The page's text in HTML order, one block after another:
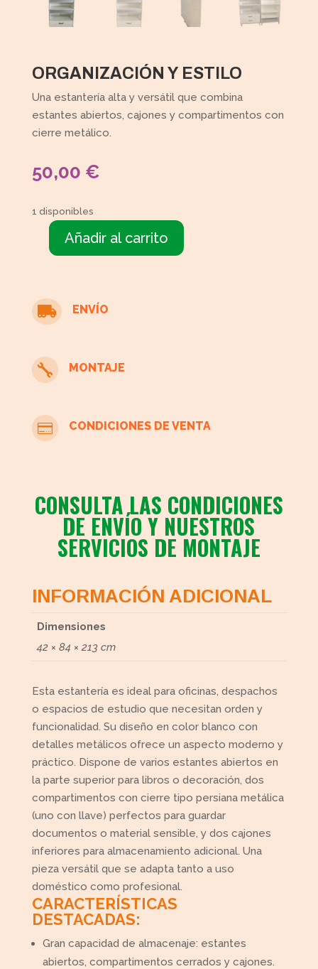
ORGANIZACIÓN Y ESTILO
Una estantería alta y versátil que combina
estantes abiertos, cajones y compartimentos con
cierre metálico.
50,00 €
1 disponibles
Estantería
cantidad
Añadir al carrito
 ENVÍO
 MONTAJE
 CONDICIONES DE VENTA
CONSULTA LAS CONDICIONES
DE ENVÍO Y NUESTROS
SERVICIOS DE MONTAJE
INFORMACIÓN ADICIONAL
Dimensiones
42 × 84 × 213 cm
Esta estantería es ideal para oficinas, despachos
o espacios de estudio que necesitan orden y
funcionalidad. Su diseño en color blanco con
detalles metálicos ofrece un aspecto moderno y
práctico. Dispone de varios estantes abiertos en
la parte superior para libros o decoración, dos
compartimentos con cierre tipo persiana metálica
(uno con llave) perfectos para guardar
documentos o material sensible, y dos cajones
inferiores para almacenamiento adicional. Una
pieza versátil que se adapta tanto a uso
doméstico como profesional.
CARACTERÍSTICAS
DESTACADAS:
Gran capacidad de almacenaje: estantes
abiertos, compartimentos cerrados y cajones.